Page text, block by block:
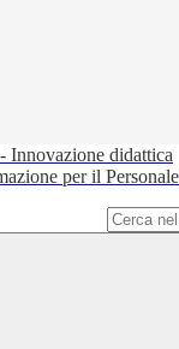
Innovazione didattica
per il